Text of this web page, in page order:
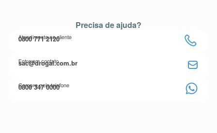
Precisa de ajuda?
Atendimento ao cliente
0800 771 2120
Entre em contato
sac@drogal.com.br
Compre pelo telefone
0800 347 0000